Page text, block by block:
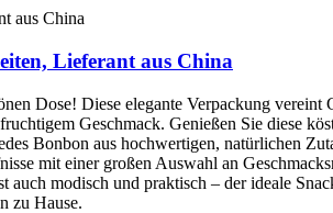
Lieferant aus China
Dose! Diese elegante Verpackung
Geschmack. Genießen Sie diese
Bonbon aus hochwertigen, natürlichen
mit einer großen Auswahl an
modisch und praktisch – der ideale
zu Hause.